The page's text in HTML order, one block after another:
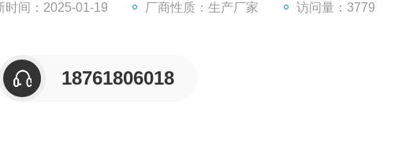
时间：2025-01-19 厂商性质：生产厂家 访问量：3779
18761806018